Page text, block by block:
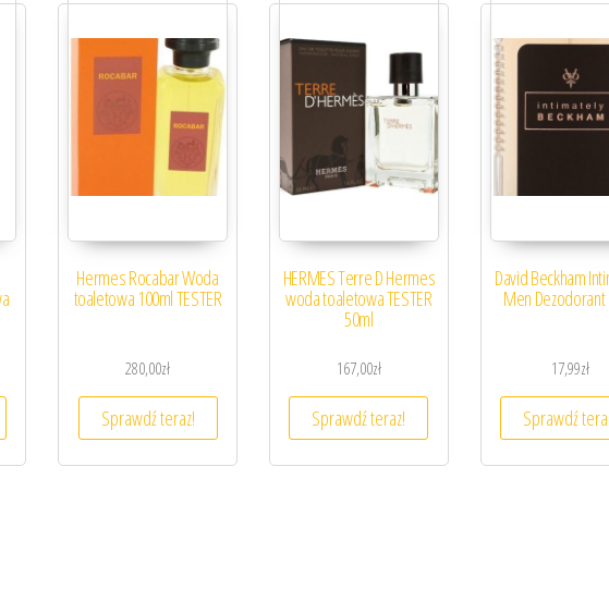
Hermes Rocabar Woda
toaletowa 100ml TESTER
280,00zł
Sprawdź teraz!
HERMES Terre D Hermes
woda toaletowa TESTER
50ml
167,00zł
Sprawdź teraz!
David Beckham
Men Dezodorant
17,99zł
Sprawdź